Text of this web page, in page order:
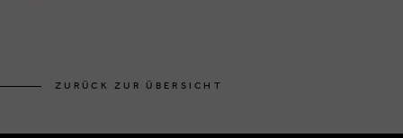
ZURÜCK ZUR ÜBERSICHT